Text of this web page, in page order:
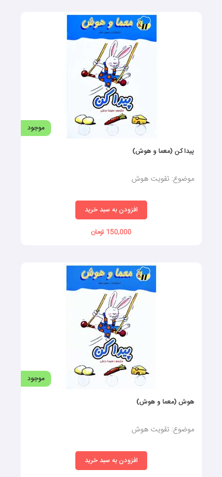
موجود
پیدا کن (معما و هوش)
موضوع: تقویت هوش
افزودن به سبد خرید
150,000 تومان
موجود
هوش (معما و هوش)
موضوع: تقویت هوش
افزودن به سبد خرید